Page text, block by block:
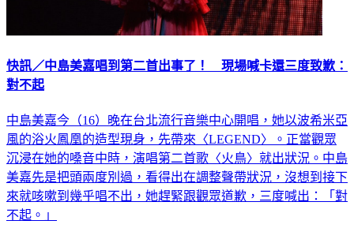
快訊／中島美嘉唱到第二首出事了！ 現場喊卡還三度致歉：
對不起
中島美嘉今（16）晚在台北流行音樂中心開唱，她以波希米亞
風的浴火鳳凰的造型現身，先帶來〈LEGEND〉。正當觀眾
沉浸在她的嗓音中時，演唱第二首歌〈火鳥〉就出狀況。中島
美嘉先是把頭兩度別過，看得出在調整聲帶狀況，沒想到接下
來就咳嗽到幾乎唱不出，她趕緊跟觀眾道歉，三度喊出：「對
不起。」